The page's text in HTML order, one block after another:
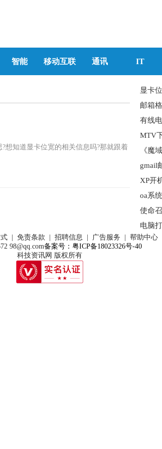
智能 移动互联 通讯 IT
想知道显卡位宽的相关信息吗?那就跟着
显卡
邮箱
MTV
《魔
oa系
| 免责条款 | 招聘信息 | 广告服务 | 帮助中心
98@qq.com备案号：粤ICP备18023326号-40
科技资讯网 版权所有